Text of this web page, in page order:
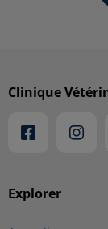
Explorer
Clinique